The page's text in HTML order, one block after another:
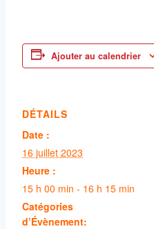
Ajouter au calendrier
DÉTAILS
Date :
16 juillet 2023
Heure :
15 h 00 min - 16 h 15 min
Catégories
d’Évènement: